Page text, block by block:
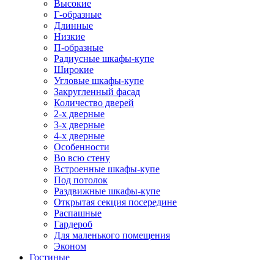
Высокие
Г-образные
Длинные
Низкие
П-образные
Радиусные шкафы-купе
Широкие
Угловые шкафы-купе
Закругленный фасад
Количество дверей
2-х дверные
3-х дверные
4-х дверные
Особенности
Во всю стену
Встроенные шкафы-купе
Под потолок
Раздвижные шкафы-купе
Открытая секция посередине
Распашные
Гардероб
Для маленького помещения
Эконом
Гостиные